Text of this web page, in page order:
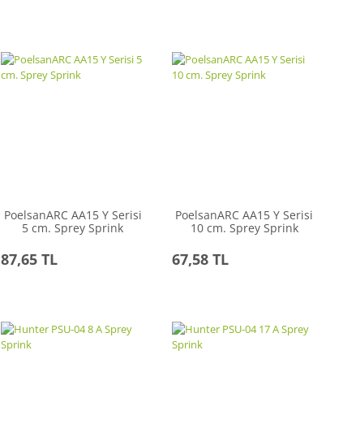
PoelsanARC AA15 Y Serisi
5 cm. Sprey Sprink
87,65 TL
PoelsanARC AA15 Y Serisi
10 cm. Sprey Sprink
67,58 TL